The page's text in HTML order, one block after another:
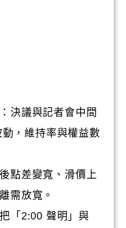
決議與記者會中間
，維持率與權益數
點差變寬、滑價上
需放寬。
「2:00 聲明」與